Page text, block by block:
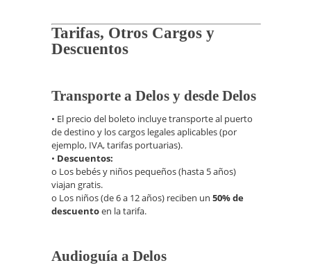
Tarifas, Otros Cargos y
Descuentos
Transporte a Delos y desde Delos
• El precio del boleto incluye transporte al puerto
de destino y los cargos legales aplicables (por
ejemplo, IVA, tarifas portuarias).
• Descuentos:
o Los bebés y niños pequeños (hasta 5 años)
viajan gratis.
o Los niños (de 6 a 12 años) reciben un 50% de
descuentoen la tarifa.
Audioguía a Delos